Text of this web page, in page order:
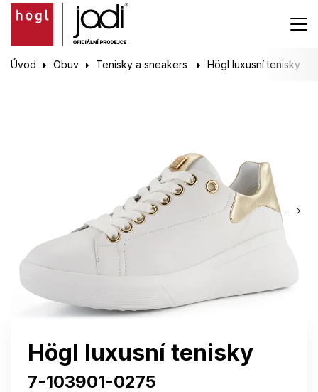
Úvod Obuv Tenisky a sneakers Högl luxusní tenisky
Högl luxusní tenisky
7-103901-0275